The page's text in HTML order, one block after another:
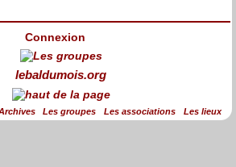
Connexion
lebaldumois.org
Les groupes Les associations Les lieux